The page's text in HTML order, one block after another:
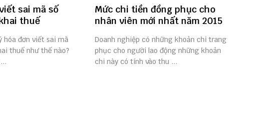
sai mã số
thuế
hóa đơn viết sai mã
thuế như thế nào?
Mức chi tiền đồng phục cho
nhân viên mới nhất năm 2015
Doanh nghiệp có những khoản chi trang
phục cho người lao động những khoản
chi này có tính vào thu ...